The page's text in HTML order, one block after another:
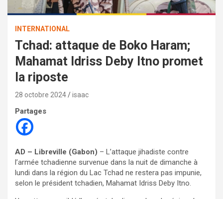
INTERNATIONAL
Tchad: attaque de Boko Haram;
Mahamat Idriss Deby Itno promet
la riposte
28 octobre 2024 isaac
Partages
AD – Libreville (Gabon) – L’attaque jihadiste contre
l’armée tchadienne survenue dans la nuit de dimanche à
lundi dans la région du Lac Tchad ne restera pas impunie,
selon le président tchadien, Mahamat Idriss Deby Itno.